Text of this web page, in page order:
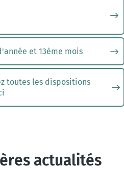
et 13ème mois
toutes les dispositions
actualités